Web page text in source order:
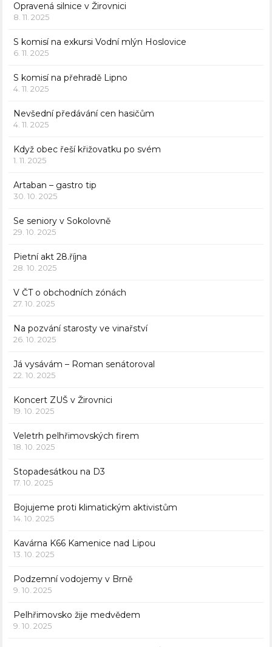
Opravená silnice v Žirovnici
8. 11. 2025
S komisí na exkursi Vodní mlýn Hoslovice
6. 11. 2025
S komisí na přehradě Lipno
4. 11. 2025
Nevšední předávání cen hasičům
4. 11. 2025
Když obec řeší křižovatku po svém
1. 11. 2025
Artaban – gastro tip
30. 10. 2025
Se seniory v Sokolovně
29. 10. 2025
Pietní akt 28.října
28. 10. 2025
V ČT o obchodních zónách
27. 10. 2025
Na pozvání starosty ve vinařství
26. 10. 2025
Já vysávám – Roman senátoroval
22. 10. 2025
Koncert ZUŠ v Žirovnici
19. 10. 2025
Veletrh pelhřimovských firem
18. 10. 2025
Stopadesátkou na D3
17. 10. 2025
Bojujeme proti klimatickým aktivistům
14. 10. 2025
Kavárna K66 Kamenice nad Lipou
13. 10. 2025
Podzemní vodojemy v Brně
9. 10. 2025
Pelhřimovsko žije medvědem
9. 10. 2025